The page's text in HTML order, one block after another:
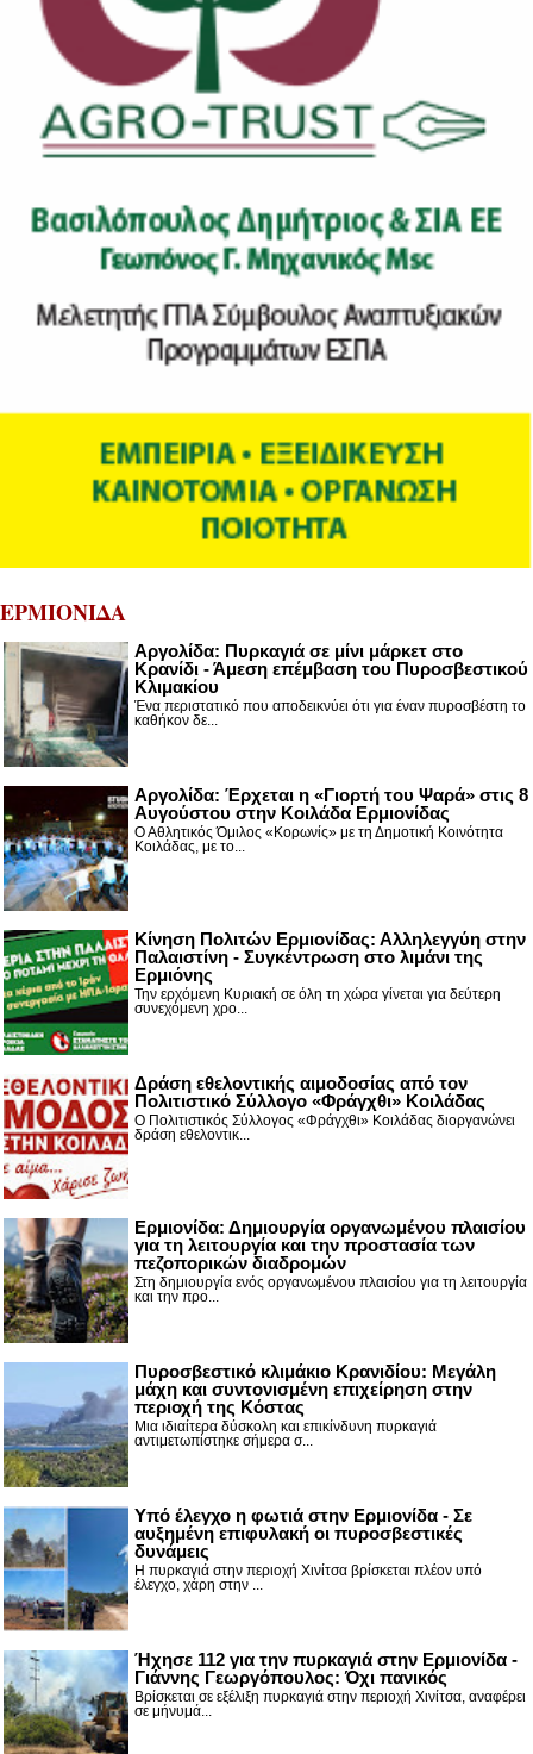
ΕΡΜΙΟΝΙΔΑ
Αργολίδα: Πυρκαγιά σε μίνι μάρκετ στο
Κρανίδι - Άμεση επέμβαση του Πυροσβεστικού
Κλιμακίου
Ένα περιστατικό που αποδεικνύει ότι για έναν πυροσβέστη το
καθήκον δε...
Αργολίδα: Έρχεται η «Γιορτή του Ψαρά» στις 8
Αυγούστου στην Κοιλάδα Ερμιονίδας
Ο Αθλητικός Όμιλος «Κορωνίς» με τη Δημοτική Κοινότητα
Κοιλάδας, με το...
Κίνηση Πολιτών Ερμιονίδας: Αλληλεγγύη στην
Παλαιστίνη - Συγκέντρωση στο λιμάνι της
Ερμιόνης
Την ερχόμενη Κυριακή σε όλη τη χώρα γίνεται για δεύτερη
συνεχόμενη χρο...
Δράση εθελοντικής αιμοδοσίας από τον
Πολιτιστικό Σύλλογο «Φράγχθι» Κοιλάδας
Ο Πολιτιστικός Σύλλογος «Φράγχθι» Κοιλάδας διοργανώνει
δράση εθελοντικ...
Ερμιονίδα: Δημιουργία οργανωμένου πλαισίου
για τη λειτουργία και την προστασία των
πεζοπορικών διαδρομών
Στη δημιουργία ενός οργανωμένου πλαισίου για τη λειτουργία
και την προ...
Πυροσβεστικό κλιμάκιο Κρανιδίου: Μεγάλη
μάχη και συντονισμένη επιχείρηση στην
περιοχή της Κόστας
Μια ιδιαίτερα δύσκολη και επικίνδυνη πυρκαγιά
αντιμετωπίστηκε σήμερα σ...
Υπό έλεγχο η φωτιά στην Ερμιονίδα - Σε
αυξημένη επιφυλακή οι πυροσβεστικές
δυνάμεις
Η πυρκαγιά στην περιοχή Χινίτσα βρίσκεται πλέον υπό
έλεγχο, χάρη στην ...
Ήχησε 112 για την πυρκαγιά στην Ερμιονίδα -
Γιάννης Γεωργόπουλος: Όχι πανικός
Βρίσκεται σε εξέλιξη πυρκαγιά στην περιοχή Χινίτσα, αναφέρει
σε μήνυμά...